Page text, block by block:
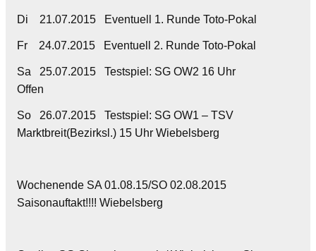
Di 21.07.2015 Eventuell 1. Runde Toto-Pokal
Fr 24.07.2015 Eventuell 2. Runde Toto-Pokal
Sa 25.07.2015 Testspiel: SG OW2 16 Uhr
Offen
So 26.07.2015 Testspiel: SG OW1 – TSV
Marktbreit(Bezirksl.) 15 Uhr Wiebelsberg
Wochenende SA 01.08.15/SO 02.08.2015
Saisonauftakt!!!! Wiebelsberg